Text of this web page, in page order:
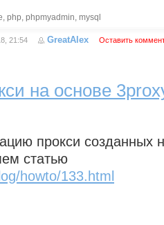
, php, phpmyadmin, mysql
21:54 GreatAlex Оставить
на основе
прокси созданных
статью
howto/133.html